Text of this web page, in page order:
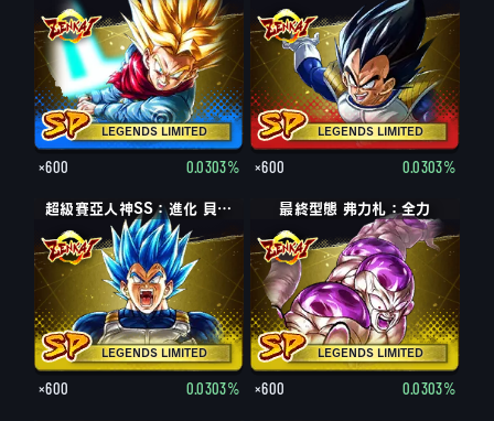
LEGENDS LIMITED
×600 0.0303%
LEGENDS LIMITED
×600 0.0303%
LEGENDS LIMITED
超級賽亞人神SS：進化 貝吉達
×600 0.0303%
LEGENDS LIMITED
最終型態 弗力札：全力
×600 0.0303%